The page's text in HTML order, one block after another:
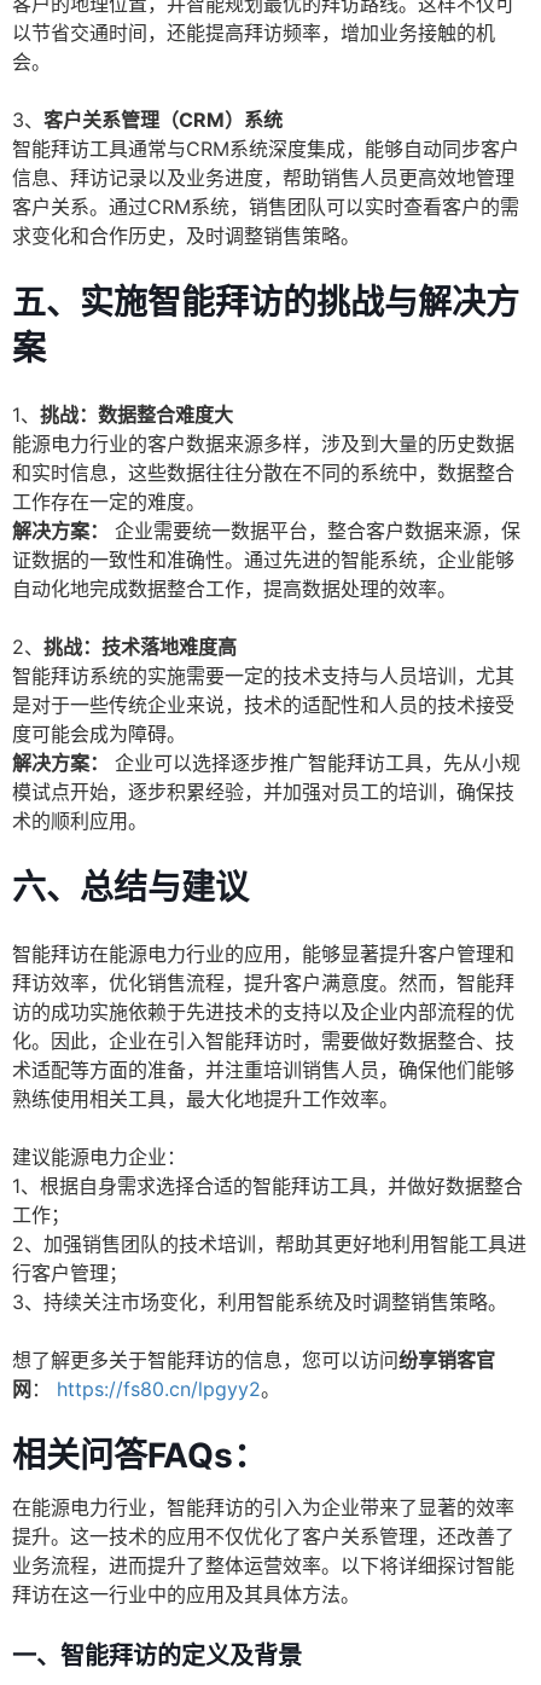
以节省交通时间，还能提高拜访频率，增加业务接触的机
会。
3、 客户关系管理（CRM）系统
智能拜访工具通常与CRM系统深度集成，能够自动同步客户
信息、拜访记录以及业务进度，帮助销售人员更高效地管理
客户关系。通过CRM系统，销售团队可以实时查看客户的需
求变化和合作历史，及时调整销售策略。
五、实施智能拜访的挑战与解决方
案
1、 挑战：数据整合难度大
能源电力行业的客户数据来源多样，涉及到大量的历史数据
和实时信息，这些数据往往分散在不同的系统中，数据整合
工作存在一定的难度。
解决方案：
企业需要统一数据平台，整合客户数据来源，保
证数据的一致性和准确性。通过先进的智能系统，企业能够
自动化地完成数据整合工作，提高数据处理的效率。
2、 挑战：技术落地难度高
智能拜访系统的实施需要一定的技术支持与人员培训，尤其
是对于一些传统企业来说，技术的适配性和人员的技术接受
度可能会成为障碍。
解决方案：
企业可以选择逐步推广智能拜访工具，先从小规
模试点开始，逐步积累经验，并加强对员工的培训，确保技
术的顺利应用。
六、总结与建议
智能拜访在能源电力行业的应用，能够显著提升客户管理和
拜访效率，优化销售流程，提升客户满意度。然而，智能拜
访的成功实施依赖于先进技术的支持以及企业内部流程的优
化。因此，企业在引入智能拜访时，需要做好数据整合、技
术适配等方面的准备，并注重培训销售人员，确保他们能够
熟练使用相关工具，最大化地提升工作效率。
建议能源电力企业：
1、根据自身需求选择合适的智能拜访工具，并做好数据整合
工作；
2、加强销售团队的技术培训，帮助其更好地利用智能工具进
行客户管理；
3、持续关注市场变化，利用智能系统及时调整销售策略。
想了解更多关于智能拜访的信息，您可以访问纷享销客官
网 ： https://fs80.cn/lpgyy2。
相关问答FAQs：
在能源电力行业，智能拜访的引入为企业带来了显著的效率
提升。这一技术的应用不仅优化了客户关系管理，还改善了
业务流程，进而提升了整体运营效率。以下将详细探讨智能
拜访在这一行业中的应用及其具体方法。
一、智能拜访的定义及背景